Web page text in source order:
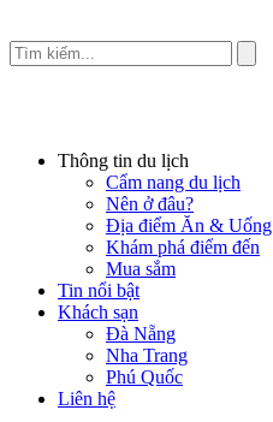
Thông tin du lịch
Cẩm nang du lịch
Nên ở đâu?
Địa điểm Ăn & Uống
Khám phá điểm đến
Mua sắm
Tin nổi bật
Khách sạn
Đà Nẵng
Nha Trang
Phú Quốc
Liên hệ